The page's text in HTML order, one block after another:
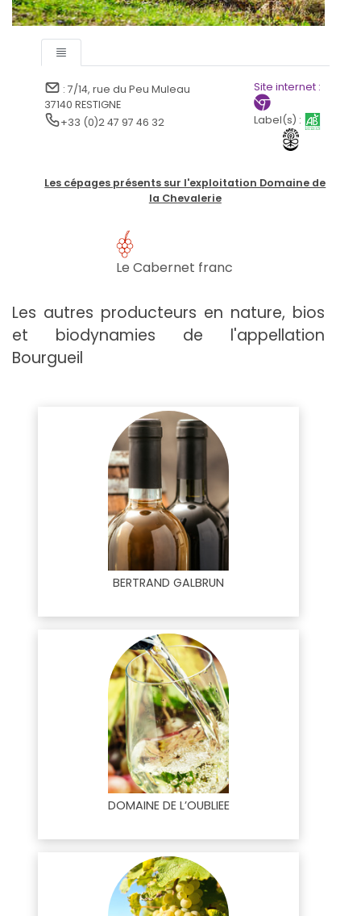
: 7/14, rue du Peu Muleau
37140 RESTIGNE
+33 (0)2 47 97 46 32
Site internet :
Label(s) :
Les cépages présents sur l'exploitation Domaine de
la Chevalerie
Le Cabernet franc
Les autres producteurs en nature, bios
et biodynamies de l'appellation
Bourgueil
BERTRAND GALBRUN
DOMAINE DE L’OUBLIEE